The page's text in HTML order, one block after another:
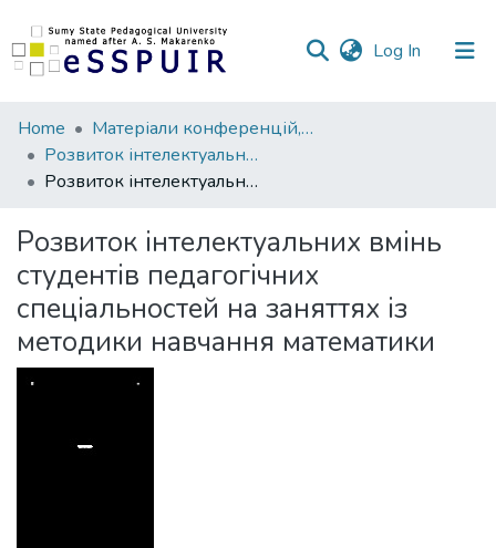
Log In (current)
Communities
&
Collections
Statistics
Home
Матеріали конференцій, семінарів, читань
Розвиток інтелектуальних умінь і творчих здібностей учнів та студентів у процесі навчання дисциплін природничо-математичного циклу «ІТМ*плюс»
Розвиток інтелектуальних вмінь студентів педагогічних спеціальностей на заняттях із методики навчання математики
Розвиток інтелектуальних вмінь
студентів педагогічних
спеціальностей на заняттях із
методики навчання математики